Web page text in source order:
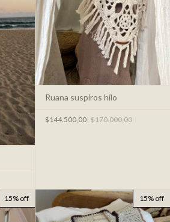
Ruana suspiros hilo
$144.500,00 $170.000,00
15% off 15% off